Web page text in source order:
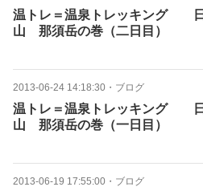
温トレ＝温泉トレッキング
山 那須岳の巻（二日目）
2013-06-24 14:18:30 ・ ブログ
温トレ＝温泉トレッキング
山 那須岳の巻（一日目）
2013-06-19 17:55:00 ・ ブログ